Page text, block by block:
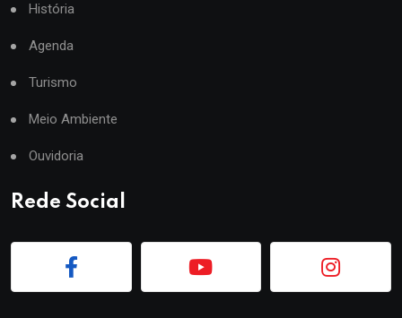
História
Agenda
Turismo
Meio Ambiente
Ouvidoria
Rede Social